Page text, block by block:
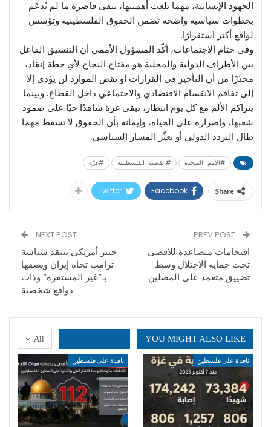
الجهود الإنسانية، مهما بلغت أهميتها، تبقى قاصرة ما لم تُدعَم
بخطوات سياسية واضحة تضمن الحقوق الفلسطينية وتؤسس
لواقع أكثر استقرارًا.
وفي ختام الاجتماعات، أكّد المسؤول الأممي أن التنسيق الفاعل
بين الأطراف الدولية والمحلية هو مفتاح النجاح لأي خطة إنقاذ،
محذرًا من أن التأخير في القرارات أو نقص الموارد لن يؤدي إلا
إلى تفاقم الانقسام الاقتصادي والاجتماعي داخل القطاع. وبينما
يتراكم الألم مع كل يوم انتظار، تبقى غزة شاهدًا حيًا على صمود
شعبها، وإصراره على الحياة، وإيمانه بأن الحقوق لا تسقط مهما
طال التردد الدولي أو تعثّر المسار السياسي.
#الأمم_المتحدة #القضية_الفلسطينية #غزّة
Share
Facebook
Twitter
اقتحامات متصاعدة للأقصى
تحت حماية الاحتلال وسط
تضييق متعمد على المصلين
NEXT POST
خبير أمريكي ينتقد سياسة
ترامب تجاه إيران ويصفها
بـ”غير المستقرة” وذات
دوافع شخصية
All YOU MIGHT ALSO LIKE
نافذة على فلسطين نافذة على فلسطين